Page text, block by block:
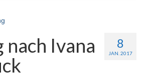
8
JAN. 2017
nach Ivana